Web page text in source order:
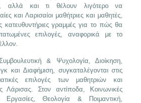
αλλά και τι θέλουν λιγότερο να
και Λαρισαίοι μαθήτριες και μαθητές,
κατευθυντήριες γραμμές για το πώς θα
επιλογές, αναφορικά με το
& Ψυχολογία, Διοίκηση,
και Διαφήμιση, συγκαταλέγονται στις
επιλογές των μαθητριών και
Λάρισας. Στον αντίποδα, Κοινωνικές
Εργασίες, Θεολογία & Ποιμαντική,